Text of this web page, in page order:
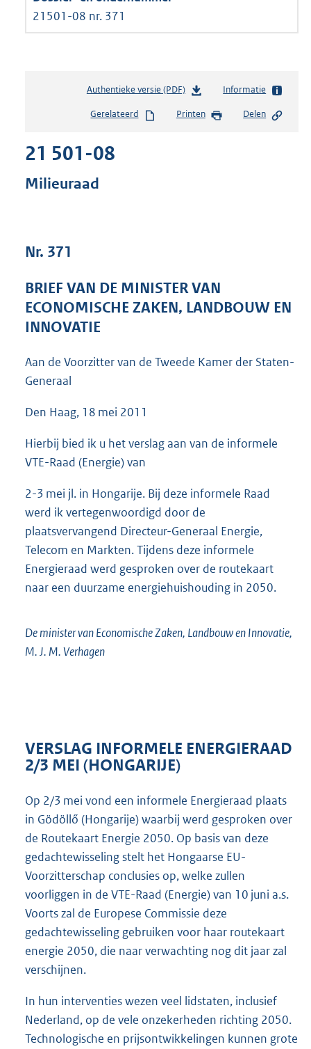
21501-08 nr. 371
Authentieke versie (PDF)b
s
e
b
Informatie
Gerelateerd Printen Delen
21 501-08
Milieuraad
Nr. 371
BRIEF VAN DE MINISTER VAN
ECONOMISCHE ZAKEN, LANDBOUW EN
INNOVATIE
Aan de Voorzitter van de Tweede Kamer der Staten-
Generaal
Den Haag, 18 mei 2011
Hierbij bied ik u het verslag aan van de informele
VTE-Raad (Energie) van
2-3 mei jl. in Hongarije. Bij deze informele Raad
werd ik vertegenwoordigd door de
plaatsvervangend Directeur-Generaal Energie,
Telecom en Markten. Tijdens deze informele
Energieraad werd gesproken over de routekaart
naar een duurzame energiehuishouding in 2050.
De minister van Economische Zaken, Landbouw en Innovatie,
M. J. M. Verhagen
VERSLAG INFORMELE ENERGIERAAD
2/3 MEI (HONGARIJE)
Op 2/3 mei vond een informele Energieraad plaats
in Gödöllő (Hongarije) waarbij werd gesproken over
de Routekaart Energie 2050. Op basis van deze
gedachtewisseling stelt het Hongaarse EU-
Voorzitterschap conclusies op, welke zullen
voorliggen in de VTE-Raad (Energie) van 10 juni a.s.
Voorts zal de Europese Commissie deze
gedachtewisseling gebruiken voor haar routekaart
energie 2050, die naar verwachting nog dit jaar zal
verschijnen.
In hun interventies wezen veel lidstaten, inclusief
Nederland, op de vele onzekerheden richting 2050.
Technologische en prijsontwikkelingen kunnen grote